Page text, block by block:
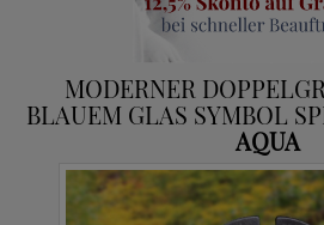
MODERNER
BLAUEM GLAS SYMBOL
AQUA